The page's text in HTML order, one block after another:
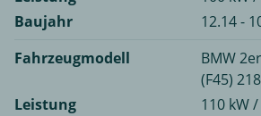
Baujahr
12.14 -
Fahrzeugmodell
BMW
(F45)
Leistung
110 kW /